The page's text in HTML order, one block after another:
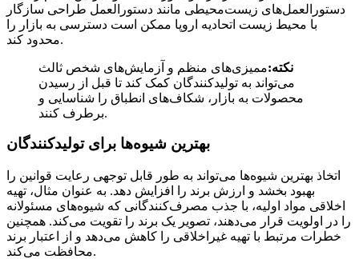
دستورالعمل‌های زیست‌محیطی مانند دستورالعمل طراحی سازگار
با محیط زیست اتحادیه اروپا ممکن است دسترسی به بازار را
محدود کند.
نکته:ممیزی‌های منظم و آزمایش‌های شخص ثالث
می‌تواند به تولیدکنندگان کمک کند تا قبل از رسیدن
محصولات به بازار، شکاف‌های انطباق را شناسایی و
برطرف کنند.
بهترین شیوه‌ها برای تولیدکنندگان
اتخاذ بهترین شیوه‌ها می‌تواند به طور قابل توجهی رعایت قوانین را
بهبود بخشد و ارزش برند را افزایش دهد. به عنوان مثال، تهیه
اخلاقی مواد اولیه، با جذب مصرف‌کنندگانی که شیوه‌های مسئولانه
را در اولویت قرار می‌دهند، تصویر یک برند را تقویت می‌کند. همچنین
خطرات مرتبط با تهیه غیراخلاقی را کاهش می‌دهد و از اعتبار برند
محافظت می‌کند.